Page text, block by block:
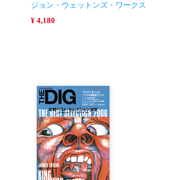
ジョン・ウェットンズ・ワークス
¥ 4,180